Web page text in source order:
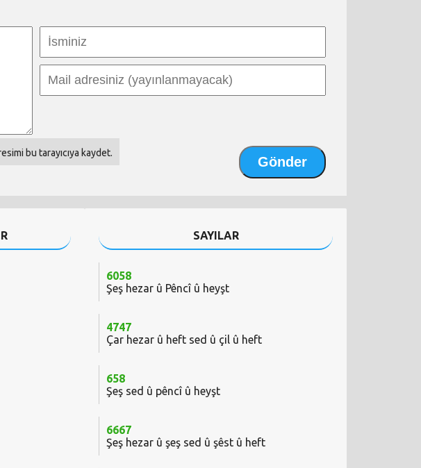
bu tarayıcıya kaydet.
SAYILAR
6058
Şeş hezar û Pêncî û heyşt
4747
Çar hezar û heft sed û çil û heft
658
Şeş sed û pêncî û heyşt
6667
Şeş hezar û şeş sed û şêst û heft